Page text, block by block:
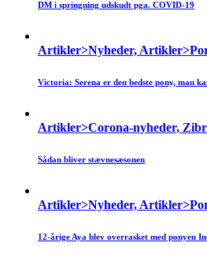
DM i springning udskudt pga. COVID-19
Artikler>Nyheder,
Victoria: Serena er den bedste pony, man
Artikler>Corona-nyheder,
Sådan bliver stævnesæsonen
Artikler>Nyheder,
12-årige Aya blev overrasket med ponyen